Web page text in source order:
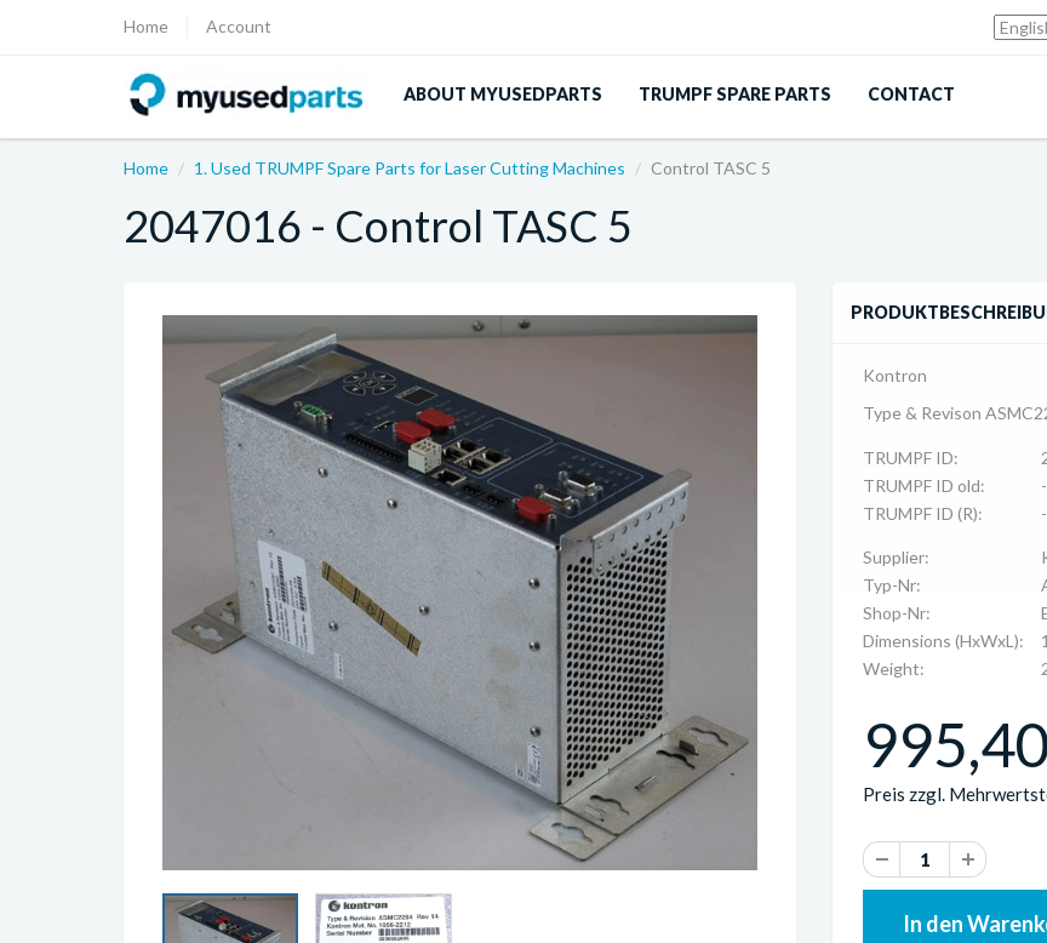
Home Account
ABOUT MYUSEDPARTS TRUMPF SPARE PARTS CONTACT
Home 1. Used TRUMPF Spare Parts for Laser Cutting Machines Control TASC 5
2047016 - Control TASC 5
Kontron
Type & Revison
TRUMPF ID:
TRUMPF ID old:
-
TRUMPF ID (R):
-
Supplier:
Typ-Nr:
Shop-Nr:
Dimensions (HxWxL):
Weight:
Preis zzgl.